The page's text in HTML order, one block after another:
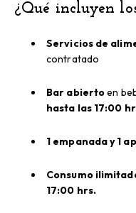
¿Qué incluyen
Servicios de
contratado
Bar abiertoen
hasta las 17:00
1 empanada y 1
Consumo
17:00 hrs.